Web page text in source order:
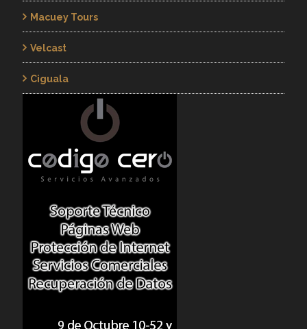
Macuey Tours
Velcast
Ciguala